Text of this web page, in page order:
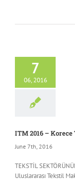
7
06, 2016
ITM 2016 – Korece
June 7th, 2016
TEKSTİL
Uluslararası Tekstil